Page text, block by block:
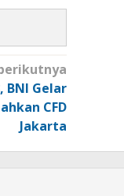
BNI Gelar
CFD
Jakarta